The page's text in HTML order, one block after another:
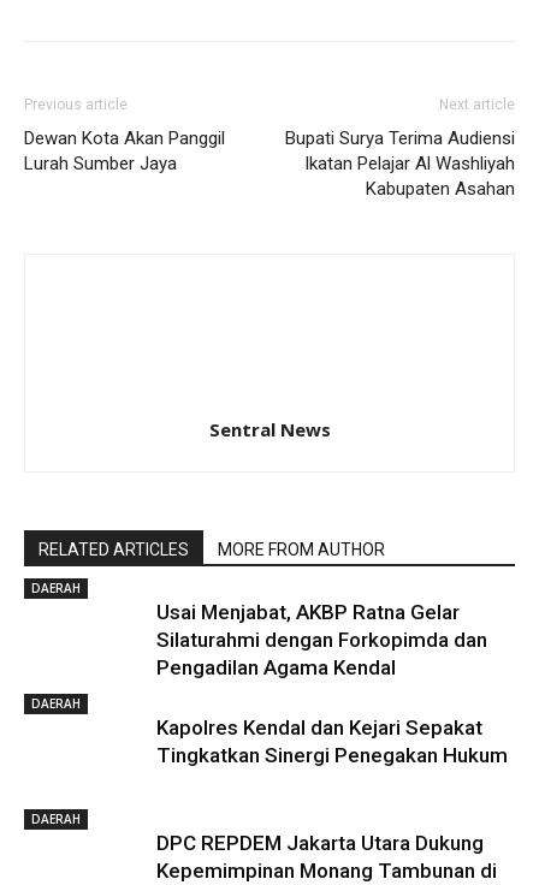
Previous article
Dewan Kota Akan Panggil
Lurah Sumber Jaya
Next article
Bupati Surya Terima Audiensi
Ikatan Pelajar Al Washliyah
Kabupaten Asahan
Sentral News
RELATED ARTICLES MORE FROM AUTHOR
DAERAH
Usai Menjabat, AKBP Ratna Gelar
Silaturahmi dengan Forkopimda dan
Pengadilan Agama Kendal
DAERAH
Kapolres Kendal dan Kejari Sepakat
Tingkatkan Sinergi Penegakan Hukum
DAERAH
DPC REPDEM Jakarta Utara Dukung
Kepemimpinan Monang Tambunan di